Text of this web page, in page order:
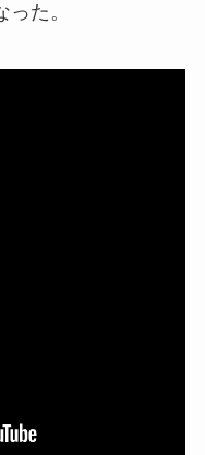
た。